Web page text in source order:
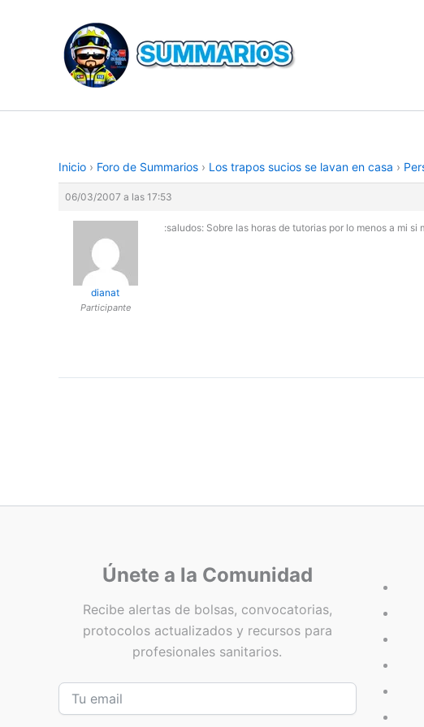
contenido
Inicio › Foro de Summarios › Los trapos sucios se lavan en casa ›
06/03/2007 a las 17:53
dianat
Participante
:saludos: Sobre las horas de tutorias por lo menos a mi
Únete a la Comunidad
Recibe alertas de bolsas, convocatorias,
protocolos actualizados y recursos para
profesionales sanitarios.